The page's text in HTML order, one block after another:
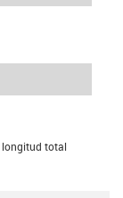
total